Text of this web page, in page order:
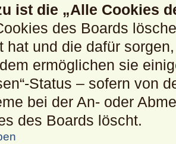
ist die „Alle Cookies
des Boards
hat und die dafür
ermöglichen sie
Status – sofern von
bei der An- oder
des Boards löscht.